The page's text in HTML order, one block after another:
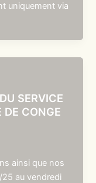
uniquement via
SERVICE
DE CONGE
ainsi que nos
au vendredi